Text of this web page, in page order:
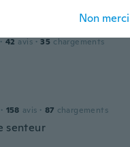
· 42 avis · 35 chargements
· 158 avis · 87 chargements
senteur
Non merci